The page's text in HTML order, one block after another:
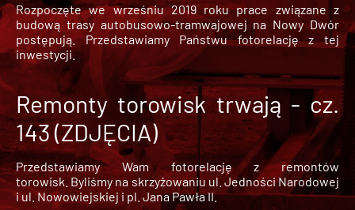
Rozpoczęte we wrześniu 2019 roku prace związane z
budową trasy autobusowo-tramwajowej na Nowy Dwór
postępują. Przedstawiamy Państwu fotorelację z tej
inwestycji.
Remonty torowisk trwają - cz.
143 (ZDJĘCIA)
Przedstawiamy Wam fotorelację z remontów
torowisk. Byliśmy na skrzyżowaniu ul. Jedności Narodowej
i ul. Nowowiejskiej i pl. Jana Pawła II.